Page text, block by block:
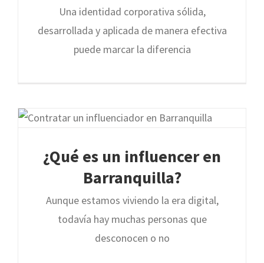
Una identidad corporativa sólida,
desarrollada y aplicada de manera efectiva
puede marcar la diferencia
¿Qué es un influencer en
Barranquilla?
Aunque estamos viviendo la era digital,
todavía hay muchas personas que
desconocen o no
Portafolio
Blog Contáctanos
© Copyright 2020-Negocios Digitales | Todos los Derechos Reservados